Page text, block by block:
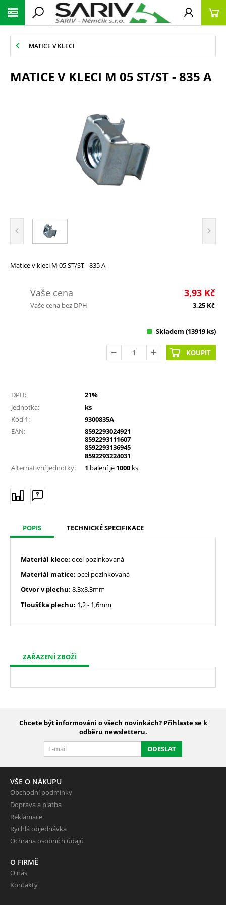
MATICE V KLECI
MATICE V KLECI M 05 ST/ST - 835 A
Matice v kleci M 05 ST/ST - 835 A
Vaše cena 3,93 Kč
Vaše cena bez DPH 3,25 Kč
Skladem (13919 ks)
KOUPIT
DPH:
21%
Jednotka:
ks
Kód 1:
9300835A
EAN:
8592293024921
8592293111607
8592293136945
8592293224031
Alternativní jednotky:
1 balení je 1000 ks
POPIS TECHNICKÉ SPECIFIKACE
Materiál klece: ocel pozinkovaná
Materiál matice: ocel pozinkovaná
Otvor v plechu: 8,3x8,3mm
Tloušťka plechu: 1,2 - 1,6mm
ZAŘAZENÍ ZBOŽÍ
Chcete být informováni o všech novinkách? Přihlaste se k
odběru newsletteru.
ODESLAT
VŠE O NÁKUPU
Obchodní podmínky
Doprava a platba
Reklamace
Rychlá objednávka
Ochrana osobních údajů
O FIRMĚ
O nás
Kontakty